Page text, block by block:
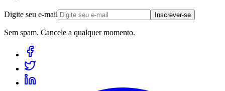
Digite seu e-mail Inscrever-se
Sem spam. Cancele a qualquer momento.